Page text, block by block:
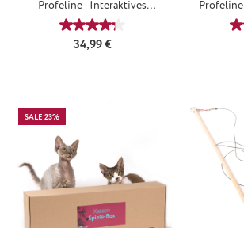
Profeline - Interaktives
Katzenangel SetDurchschnittliche Bewertung
Regulärer Preis:
34,99 €
Profeline
SALE 23%